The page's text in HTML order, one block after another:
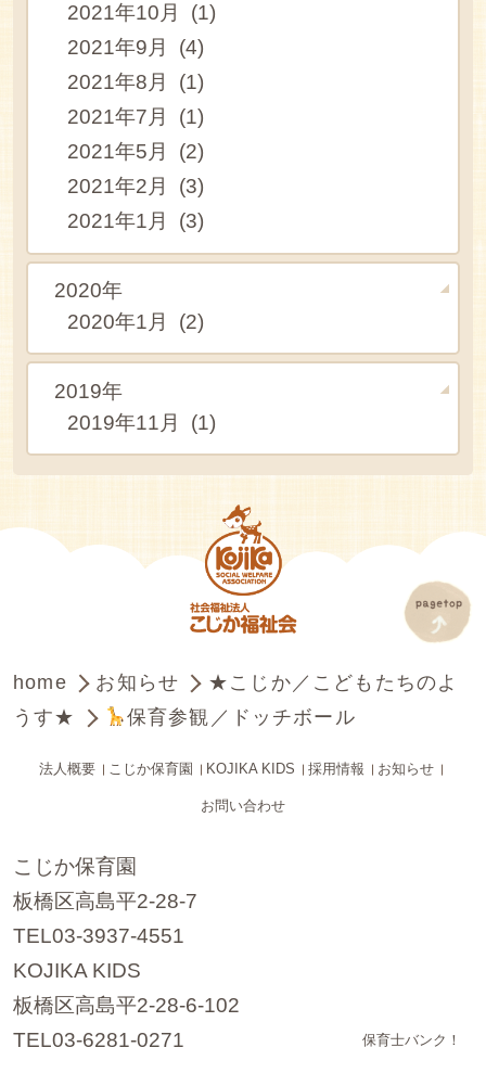
2021年10月 (1)
2021年9月 (4)
2021年8月 (1)
2021年7月 (1)
2021年5月 (2)
2021年2月 (3)
2021年1月 (3)
2020年
2020年1月 (2)
2019年
2019年11月 (1)
home お知らせ
★こじか／こどもたちのよ
うす★
保育参観／ドッチボール
法人概要 こじか保育園 KOJIKA KIDS 採用情報 お知らせ
お問い合わせ
こじか保育園
板橋区高島平2-28-7
TEL03-3937-4551
KOJIKA KIDS
板橋区高島平2-28-6-102
TEL03-6281-0271
保育士バンク！